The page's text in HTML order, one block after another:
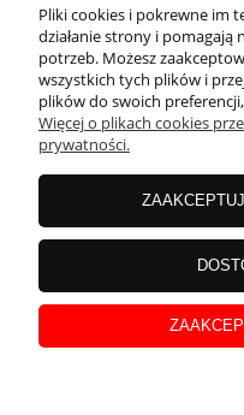
Pliki cookies i pokrewne im
działanie strony i
potrzeb. Możesz
wszystkich tych plików i
plików do swoich
Więcej o plikach cookies
prywatności.